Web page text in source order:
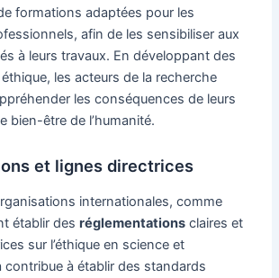
formations adaptées pour les
afin de les sensibiliser aux
à leurs travaux. En développant des
les acteurs de la recherche
les conséquences de leurs
bien-être de l’humanité.
et lignes directrices
internationales, comme
établir desréglementations claires et
sur l’éthique en science et
contribue à établir des standards